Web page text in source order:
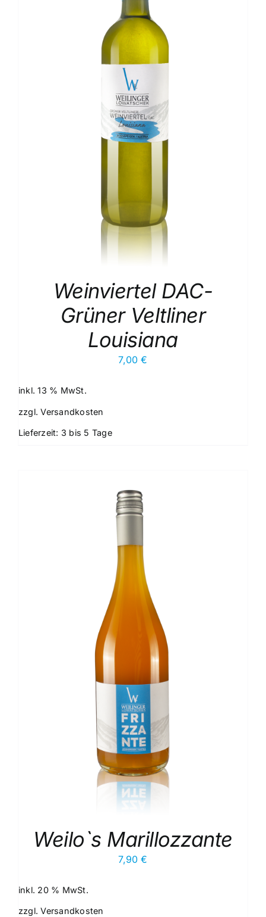
Weinviertel DAC-
Grüner Veltliner
Louisiana
7,00€
inkl. 13 % MwSt.
zzgl.Versandkosten
Lieferzeit: 3 bis 5 Tage
Weilo`s Marillozzante
7,90€
inkl. 20 % MwSt.
zzgl.Versandkosten